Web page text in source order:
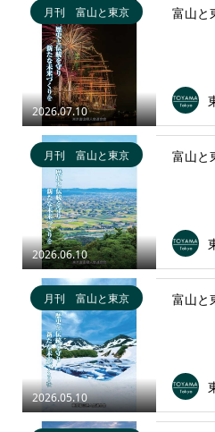
2026.07.10
月刊 富山と東京 富山と
2026.06.10
月刊 富山と東京 富山と
2026.05.10
月刊 富山と東京 富山と